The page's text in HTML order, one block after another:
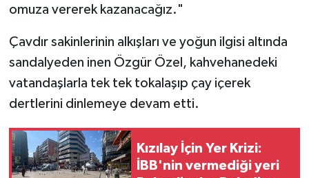
omuza vererek kazanacağız."
Çavdır sakinlerinin alkışları ve yoğun ilgisi altında
sandalyeden inen Özgür Özel, kahvehanedeki
vatandaşlarla tek tek tokalaşıp çay içerek
dertlerini dinlemeye devam etti.
Kızılay İçin Yer Krizi:
İBB'nin vermediği yeri